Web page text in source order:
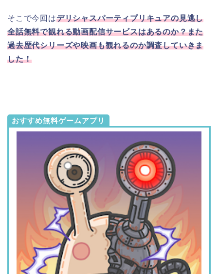
そこで今回はデリシャスパーティプリキュアの見逃し
全話無料で観れる動画配信サービスはあるのか？また
過去歴代シリーズや映画も観れるのか調査していきま
した！
おすすめ無料ゲームアプリ